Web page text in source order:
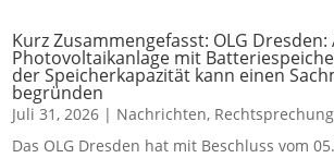
Kurz Zusammengefasst: OLG Dresden:
Photovoltaikanlage mit
der Speicherkapazität kann einen
begründen
Juli 31, 2026 | Nachrichten, Rechtsprechung
Das OLG Dresden hat mit Beschluss vom